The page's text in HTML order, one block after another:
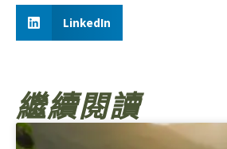
LinkedIn
繼續閱讀